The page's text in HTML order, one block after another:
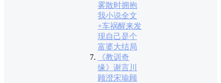
雾散时拥抱
我小说全文
+车祸醒来发
现自己是个
富婆大结局
《教训奇
缘》谢言川
顾澄宋瑜顾